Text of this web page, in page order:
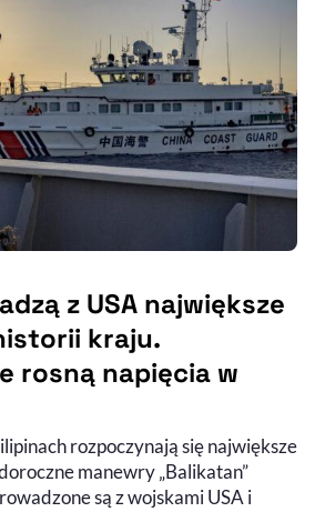
z USA największe
kraju.
rosną napięcia w
rozpoczynają się największe
manewry „Balikatan”
są z wojskami USA i